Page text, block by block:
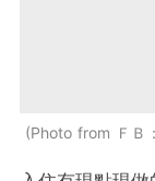
Photo from ＦＢ